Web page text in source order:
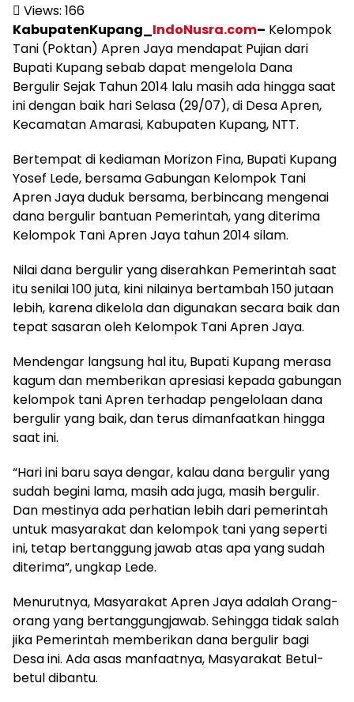
Views: 166
KabupatenKupang_IndoNusra.com– Kelompok
Tani (Poktan) Apren Jaya mendapat Pujian dari
Bupati Kupang sebab dapat mengelola Dana
Bergulir Sejak Tahun 2014 lalu masih ada hingga saat
ini dengan baik hari Selasa (29/07), di Desa Apren,
Kecamatan Amarasi, Kabupaten Kupang, NTT.
Bertempat di kediaman Morizon Fina, Bupati Kupang
Yosef Lede, bersama Gabungan Kelompok Tani
Apren Jaya duduk bersama, berbincang mengenai
dana bergulir bantuan Pemerintah, yang diterima
Kelompok Tani Apren Jaya tahun 2014 silam.
Nilai dana bergulir yang diserahkan Pemerintah saat
itu senilai 100 juta, kini nilainya bertambah 150 jutaan
lebih, karena dikelola dan digunakan secara baik dan
tepat sasaran oleh Kelompok Tani Apren Jaya.
Mendengar langsung hal itu, Bupati Kupang merasa
kagum dan memberikan apresiasi kepada gabungan
kelompok tani Apren terhadap pengelolaan dana
bergulir yang baik, dan terus dimanfaatkan hingga
saat ini.
“Hari ini baru saya dengar, kalau dana bergulir yang
sudah begini lama, masih ada juga, masih bergulir.
Dan mestinya ada perhatian lebih dari pemerintah
untuk masyarakat dan kelompok tani yang seperti
ini, tetap bertanggung jawab atas apa yang sudah
diterima”, ungkap Lede.
Menurutnya, Masyarakat Apren Jaya adalah Orang-
orang yang bertanggungjawab. Sehingga tidak salah
jika Pemerintah memberikan dana bergulir bagi
Desa ini. Ada asas manfaatnya, Masyarakat Betul-
betul dibantu.